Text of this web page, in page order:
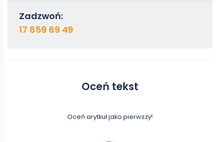
Zadzwoń:
17 859 69 49
Oceń tekst
Oceń arytkuł jako pierwszy!